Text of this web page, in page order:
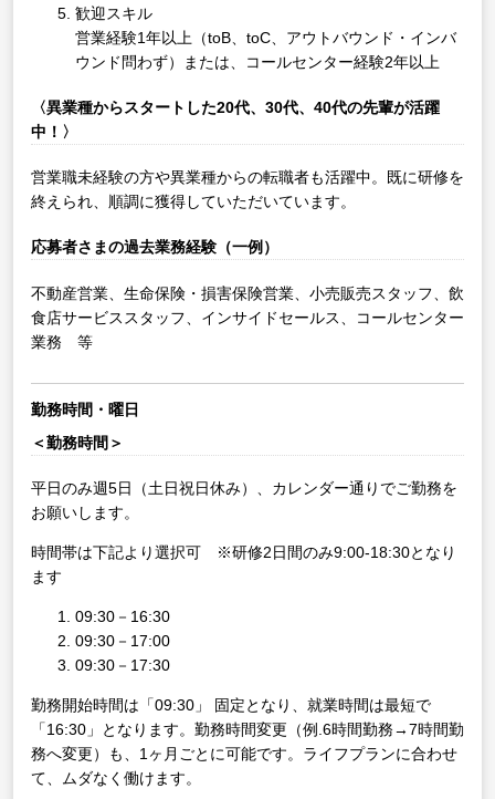
歓迎スキル
営業経験1年以上（toB、toC、アウトバウンド・インバ
ウンド問わず）または、コールセンター経験2年以上
〈異業種からスタートした20代、30代、40代の先輩が活躍
中！〉
営業職未経験の方や異業種からの転職者も活躍中。既に研修を
終えられ、順調に獲得していただいています。
応募者さまの過去業務経験（一例）
不動産営業、生命保険・損害保険営業、小売販売スタッフ、飲
食店サービススタッフ、インサイドセールス、コールセンター
業務 等
勤務時間・曜日
＜勤務時間＞
平日のみ週5日（土日祝日休み）、カレンダー通りでご勤務を
お願いします。
時間帯は下記より選択可 ※研修2日間のみ9:00-18:30となり
ます
09:30－16:30
09:30－17:00
09:30－17:30
勤務開始時間は「09:30」 固定となり、就業時間は最短で
「16:30」となります。勤務時間変更（例.6時間勤務→7時間勤
務へ変更）も、1ヶ月ごとに可能です。ライフプランに合わせ
て、ムダなく働けます。